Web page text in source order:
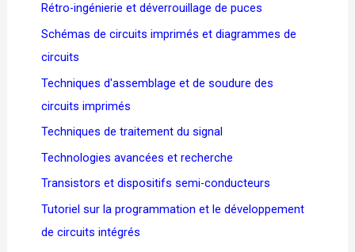
Rétro-ingénierie et déverrouillage de puces
Schémas de circuits imprimés et diagrammes de
circuits
Techniques d'assemblage et de soudure des
circuits imprimés
Techniques de traitement du signal
Technologies avancées et recherche
Transistors et dispositifs semi-conducteurs
Tutoriel sur la programmation et le développement
de circuits intégrés